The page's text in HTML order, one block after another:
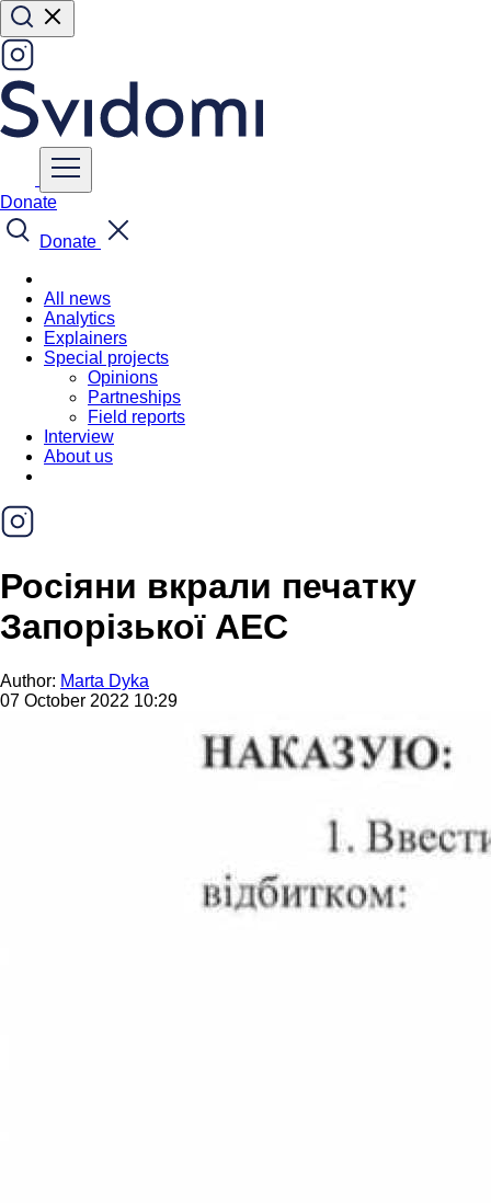
Donate
Donate
All news
Analytics
Explainers
Special projects
Opinions
Partneships
Field reports
Interview
About us
Росіяни вкрали печатку
Запорізької АЕС
Author: Marta Dyka
07 October 2022 10:29